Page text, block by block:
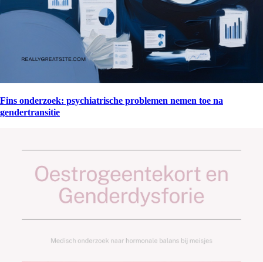
Fins onderzoek: psychiatrische problemen nemen toe na
gendertransitie